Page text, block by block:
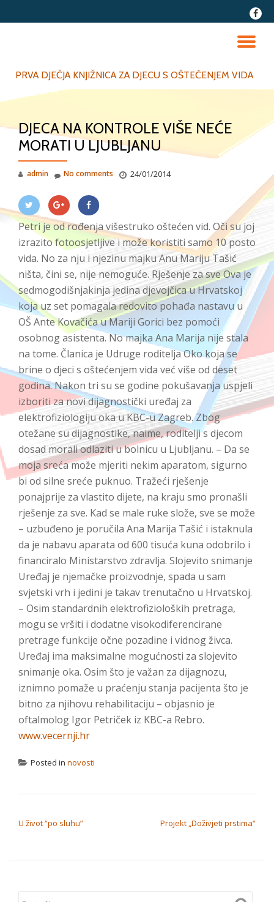
fa-
PRVA DJEČJA KNJIŽNICA ZA DJECU S OŠTEĆENJEM VIDA
DJECA NA KONTROLE VIŠE NEĆE
MORATI U LJUBLJANU
admin 24/01/2014
No comments
Petri je od rođenja višestruko oštećen vid. Oči su joj
izrazito fotoosjetljive i može koristiti samo 10 posto
vida. No za nju i njezinu majku Anu Mariju Tašić
ništa, čini se, nije nemoguće. Rješenje za sve Ova je
sedmogodišnjakinja jedina djevojčica u Hrvatskoj
koja uz set pomagala redovito pohađa nastavu u
OŠ Ante Kovačića u Mariji Gorici bez pomoći
osobnog asistenta. No majka Ana Marija nije stala
na tome. Članica je Udruge roditelja Oko koja se
brine o djeci s oštećenjem vida već više od deset
godina. Nakon tri su se godine pokušavanja uspjeli
izboriti za novi dijagnostički uređaj za
elektrofiziologiju oka u KBC-u Zagreb. Zbog
otežane su dijagnostike, naime, roditelji s djecom
dosad morali odlaziti u bolnicu u Ljubljanu. – Da se
moja sreća može mjeriti nekim aparatom, sigurno
bi od silne sreće puknuo. Tražeći rješenje
ponajprije za vlastito dijete, na kraju smo pronašli
rješenje za sve. Kad se male ruke slože, sve se može
– uzbuđeno je poručila Ana Marija Tašić i istaknula
da je nabavu aparata od 600 tisuća kuna odobrilo i
financiralo Ministarstvo zdravlja. Slojevito snimanje
Uređaj je njemačke proizvodnje, spada u sam
svjetski vrh i jedini je takav trenutačno u Hrvatskoj.
– Osim standardnih elektrofizioloških pretraga,
mogu se vršiti i dodatne visokodiferencirane
pretrage funkcije očne pozadine i vidnog živca.
Uređaj ima maksimalne mogućnosti za slojevito
snimanje oka. Osim što je važan za dijagnozu,
iznimno pomaže u praćenju stanja pacijenta što je
bitno za njihovu rehabilitaciju – objasnio je
oftalmolog Igor Petriček iz KBC-a Rebro.
www.vecernji.hr
Posted in novosti
U život “po sluhu” Projekt „Doživjeti prstima“